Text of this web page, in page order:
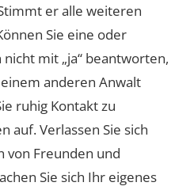
er alle weiteren
Sie eine oder
mit „ja“ beantworten,
anderen Anwalt
ruhig Kontakt zu
auf. Verlassen Sie sich
von Freunden und
Sie sich Ihr eigenes